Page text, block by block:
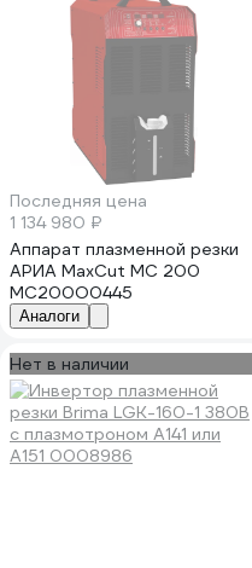
Последняя цена
1 134 980 ₽
Аппарат плазменной резки
АРИА MaxCut MC 200
MC200O0445
Аналоги
Нет в наличии